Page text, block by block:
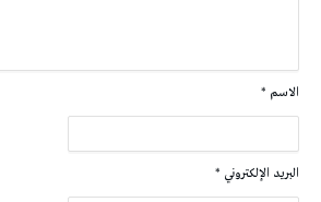
الاسم *
البريد الإلكتروني *